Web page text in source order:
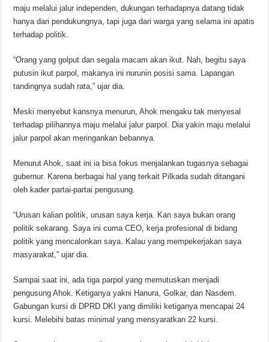
maju melalui jalur independen, dukungan terhadapnya datang tidak
hanya dari pendukungnya, tapi juga dari warga yang selama ini apatis
terhadap politik.
“Orang yang golput dan segala macam akan ikut. Nah, begitu saya
putusin ikut parpol, makanya ini nurunin posisi sama. Lapangan
tandingnya sudah rata,” ujar dia.
Meski menyebut kansnya menurun, Ahok mengaku tak menyesal
terhadap pilihannya maju melalui jalur parpol. Dia yakin maju melalui
jalur parpol akan meringankan bebannya.
Menurut Ahok, saat ini ia bisa fokus menjalankan tugasnya sebagai
gubernur. Karena berbagai hal yang terkait Pilkada sudah ditangani
oleh kader partai-partai pengusung.
“Urusan kalian politik, urusan saya kerja. Kan saya bukan orang
politik sekarang. Saya ini cuma CEO, kerja profesional di bidang
politik yang mencalonkan saya. Kalau yang mempekerjakan saya
masyarakat,” ujar dia.
Sampai saat ini, ada tiga parpol yang memutuskan menjadi
pengusung Ahok. Ketiganya yakni Hanura, Golkar, dan Nasdem.
Gabungan kursi di DPRD DKI yang dimiliki ketiganya mencapai 24
kursi. Melebihi batas minimal yang mensyaratkan 22 kursi.